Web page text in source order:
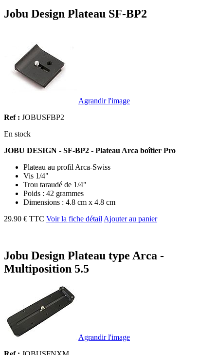
Jobu Design Plateau SF-BP2
Agrandir l'image
Ref : JOBUSFBP2
En stock
JOBU DESIGN - SF-BP2 - Plateau Arca boîtier Pro
Plateau au profil Arca-Swiss
Vis 1/4"
Trou taraudé de 1/4"
Poids : 42 grammes
Dimensions : 4.8 cm x 4.8 cm
29.90 € TTC Voir la fiche détail Ajouter au panier
Jobu Design Plateau type Arca -
Multiposition 5.5
Agrandir l'image